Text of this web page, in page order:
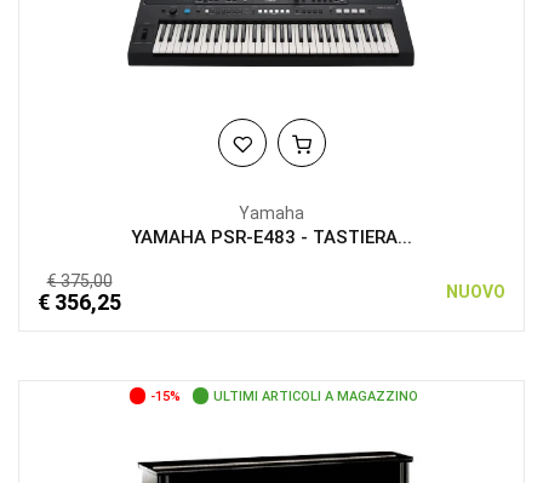
Yamaha
YAMAHA PSR-E483 - TASTIERA...
€ 375,00
€ 356,25 NUOVO
-15% ULTIMI ARTICOLI A MAGAZZINO